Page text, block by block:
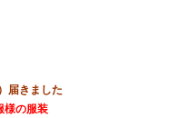
届きました
様の服装